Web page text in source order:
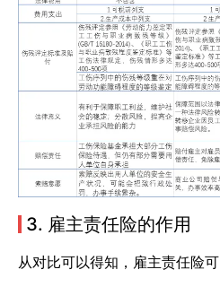
3. 雇主责任险的作用
从对比可以得知，雇主责任险